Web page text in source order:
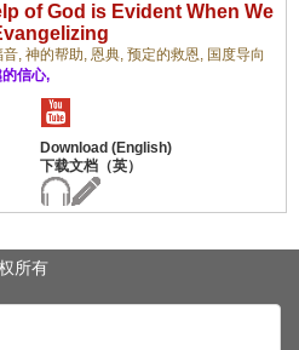
of God is Evident When We
音, 神的帮助, 恩典, 预定的救恩, 国度导向
信心,
所有